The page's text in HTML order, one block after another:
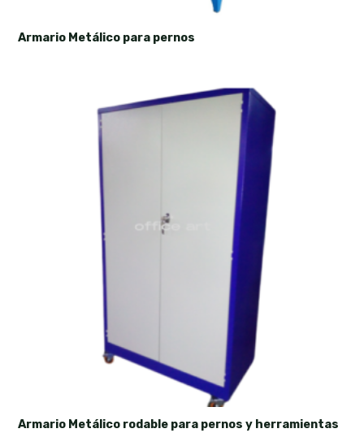
Armario Metálico para pernos
Armario Metálico rodable para pernos y herramientas